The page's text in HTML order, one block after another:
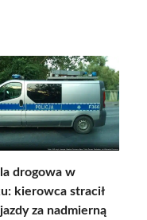
drogowa w
kierowca stracił
za nadmierną